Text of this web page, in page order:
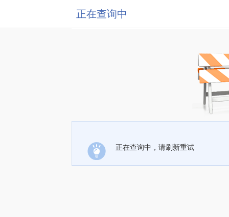
正在查询中
正在查询中，请刷新重试